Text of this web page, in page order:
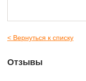
< Вернуться к списку
Отзывы